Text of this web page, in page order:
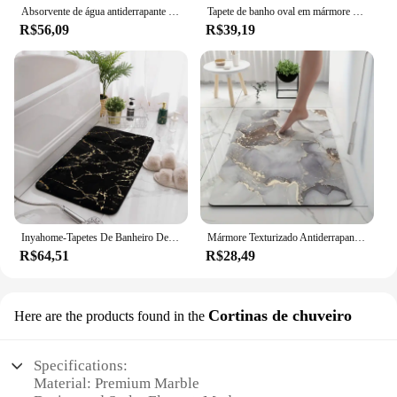
Absorvente de água antiderrapante Tapete, Padrão de Mármore, Terra Diatomeous, Tapete de porta do banheiro, Sala e Quarto
R$56,09
Tapete de banho oval em mármore Tapetes de borracha para chão de casa de banho Tapete de casa de banho Absorvente para pés Secagem rápida Tapete para porta Tapete antiderrapante para casa de banho
R$39,19
Inyahome-Tapetes De Banheiro De Mármore, tapetes antiderrapantes, tapetes de banho laváveis, tapete ultra macio, ouro preto
R$64,51
Mármore Texturizado Antiderrapante Diatomácea Lama Do Banheiro Tapete, Impresso Tapete De Banho, Super Absorvente Chuveiro Cozinha Tapetes, Home Living Room Decor
R$28,49
Here are the products found in the Cortinas de chuveiro
Specifications:
Material: Premium Marble